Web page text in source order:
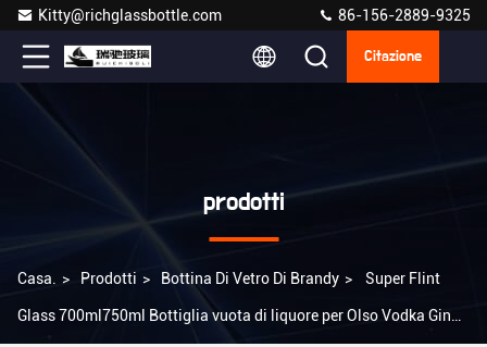
Kitty@richglassbottle.com 86-156-2889-9325
Citazione
prodotti
Casa. > Prodotti > Bottina Di Vetro Di Brandy > Super Flint
Glass 700ml750ml Bottiglia vuota di liquore per Olso Vodka Gin